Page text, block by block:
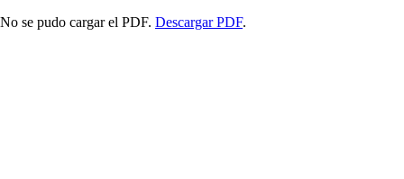
No se pudo cargar el PDF. Descargar PDF.